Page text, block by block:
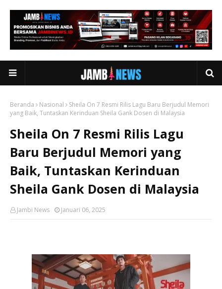
Beranda Nasional
Sheila On 7 Resmi Rilis Lagu Baru Berjudul Memori
yang Baik, Tuntaskan Kerinduan Sheila Gank Dosen di Malaysia
Sheila On 7 Resmi Rilis Lagu
Baru Berjudul Memori yang
Baik, Tuntaskan Kerinduan
Sheila Gank Dosen di Malaysia
Jambi News Januari 06, 2025